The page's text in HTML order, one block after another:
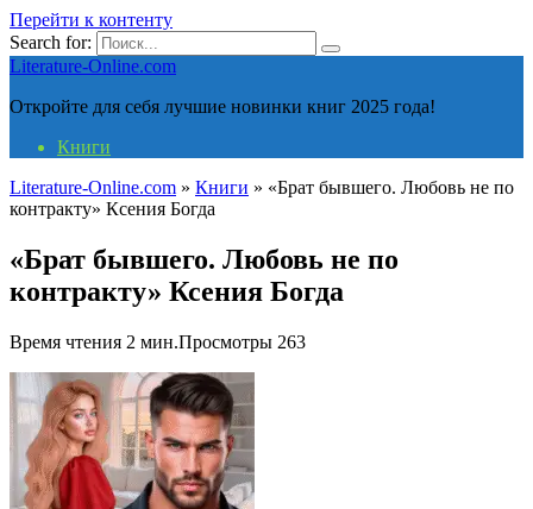
Перейти к контенту
Search for:
Literature-Online.com
Откройте для себя лучшие новинки книг 2025 года!
Книги
Literature-Online.com » Книги » «Брат бывшего. Любовь не по
контракту» Ксения Богда
«Брат бывшего. Любовь не по
контракту» Ксения Богда
Время чтения 2 мин.Просмотры 263